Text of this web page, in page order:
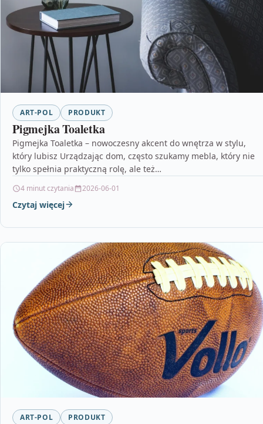
ART-POL PRODUKT
Pigmejka Toaletka
Pigmejka Toaletka – nowoczesny akcent do wnętrza w stylu,
który lubisz Urządzając dom, często szukamy mebla, który nie
tylko spełnia praktyczną rolę, ale też…
4 minut czytania 2026-06-01
Czytaj więcej
ART-POL PRODUKT